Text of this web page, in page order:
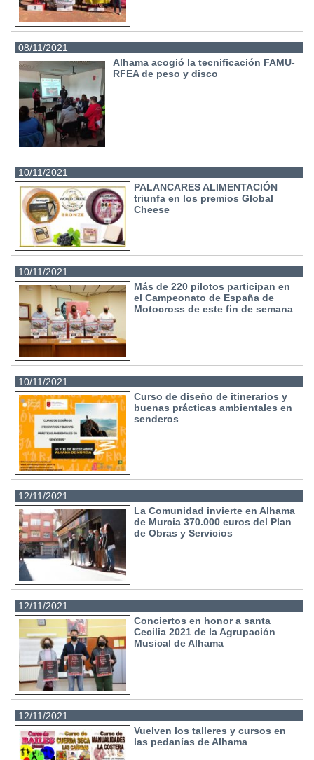
08/11/2021
Alhama acogió la tecnificación FAMU-
RFEA de peso y disco
10/11/2021
PALANCARES ALIMENTACIÓN
triunfa en los premios Global
Cheese
10/11/2021
Más de 220 pilotos participan en
el Campeonato de España de
Motocross de este fin de semana
10/11/2021
Curso de diseño de itinerarios y
buenas prácticas ambientales en
senderos
12/11/2021
La Comunidad invierte en Alhama
de Murcia 370.000 euros del Plan
de Obras y Servicios
12/11/2021
Conciertos en honor a santa
Cecilia 2021 de la Agrupación
Musical de Alhama
12/11/2021
Vuelven los talleres y cursos en
las pedanías de Alhama